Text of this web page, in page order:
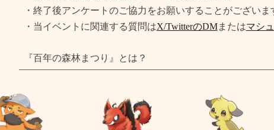
・終了後アンケートのご協力をお願いすることがございま
・当イベントに関連する質問はX/TwitterのDMまたはマシ
『百年の森林まつり』とは？